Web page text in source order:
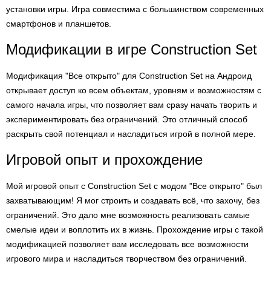
установки игры. Игра совместима с большинством современных
смартфонов и планшетов.
Модификации в игре Construction Set
Модификация "Все открыто" для Construction Set на Андроид
открывает доступ ко всем объектам, уровням и возможностям с
самого начала игры, что позволяет вам сразу начать творить и
экспериментировать без ограничений. Это отличный способ
раскрыть свой потенциал и насладиться игрой в полной мере.
Игровой опыт и прохождение
Мой игровой опыт с Construction Set с модом "Все открыто" был
захватывающим! Я мог строить и создавать всё, что захочу, без
ограничений. Это дало мне возможность реализовать самые
смелые идеи и воплотить их в жизнь. Прохождение игры с такой
модификацией позволяет вам исследовать все возможности
игрового мира и насладиться творчеством без ограничений.